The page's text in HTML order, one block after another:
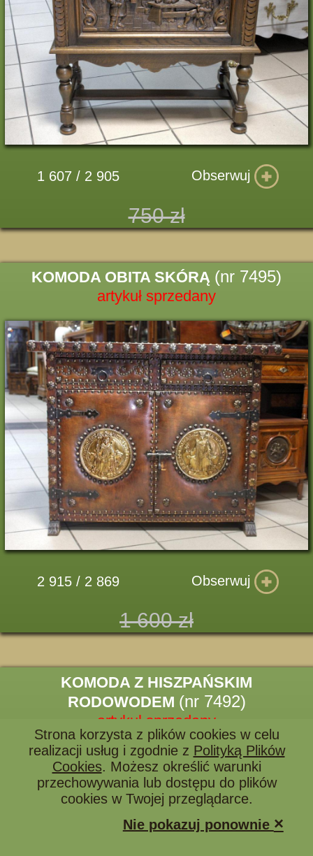
1 607 / 2 905 Obserwuj
750 zł
KOMODA OBITA SKÓRĄ (nr 7495)
artykuł sprzedany
2 915 / 2 869 Obserwuj
1 600 zł
KOMODA Z HISZPAŃSKIM
RODOWODEM (nr 7492)
artykuł sprzedany
Strona korzysta z plików cookies w celu
realizacji usług i zgodnie z Polityką Plików
Cookies. Możesz określić warunki
przechowywania lub dostępu do plików
cookies w Twojej przeglądarce.
Nie pokazuj ponownie ×